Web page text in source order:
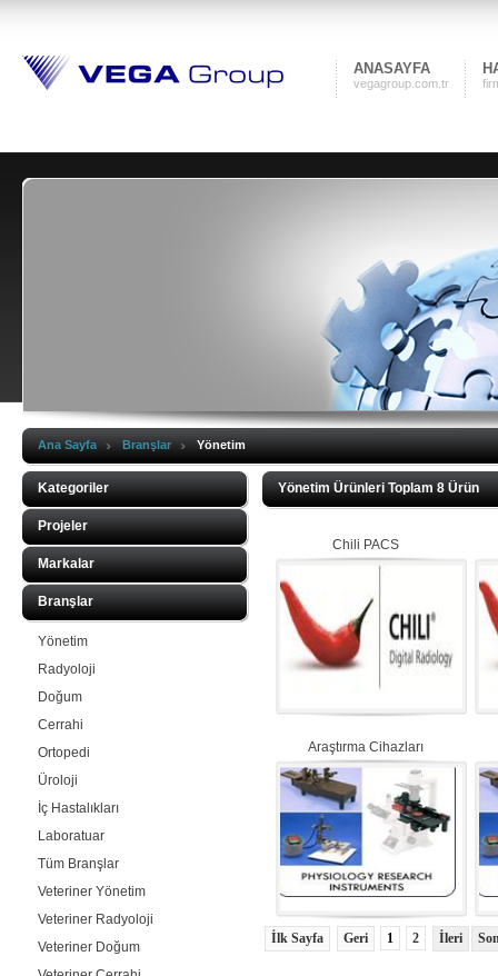
ANASAYFA
vegagroup.com.tr
Ana Sayfa Branşlar Yönetim
Kategoriler
Projeler
Markalar
Branşlar
Yönetim
Radyoloji
Doğum
Cerrahi
Ortopedi
Üroloji
İç Hastalıkları
Laboratuar
Tüm Branşlar
Veteriner Yönetim
Veteriner Radyoloji
Veteriner Doğum
Yönetim Ürünleri Toplam 8 Ürün
Chili PACS
Araştırma Cihazları
1 2